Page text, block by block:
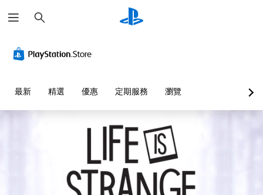
尋
最新 精選 優惠 定期服務 瀏覽